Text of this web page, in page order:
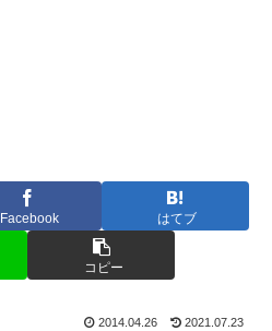
Facebook はてブ
コピー
2014.04.26 2021.07.23